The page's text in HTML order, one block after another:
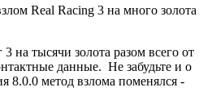
Real Racing 3 на много золота
тысячи золота разом всего от
данные. Не забудьте и о
8.0.0 метод взлома поменялся -